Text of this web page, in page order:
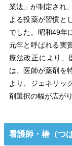
業法」が制定され
よる投薬が習慣と
でした。昭和49年
元年と呼ばれる実
療法改正により、
は、医師が薬剤を
より、ジェネリッ
剤選択の幅が広が
看護師・椿（つ